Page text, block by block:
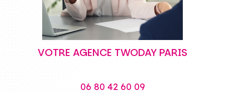
VOTRE AGENCE TWODAY PARIS
06 80 42 60 09